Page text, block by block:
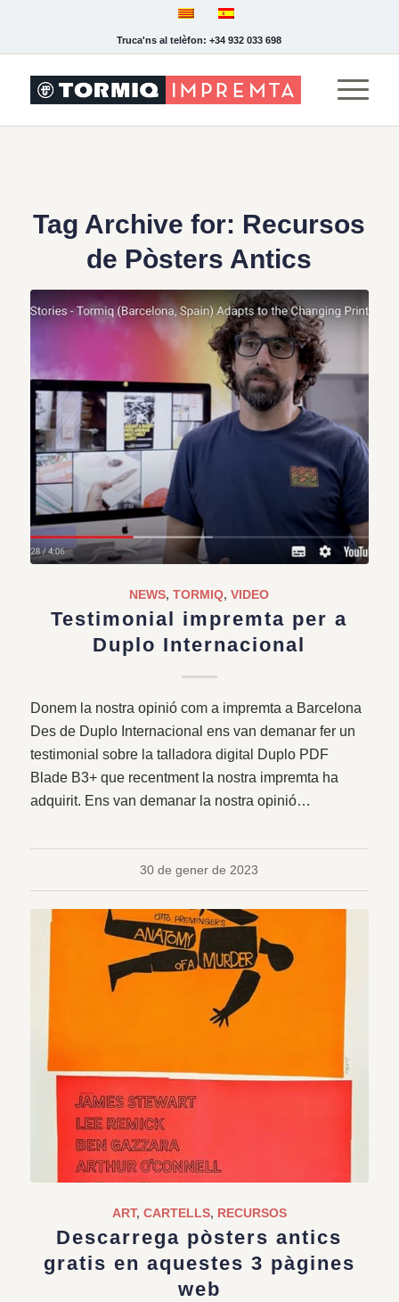
Truca'ns al telèfon: +34 932 033 698
Tag Archive for: Recursos
de Pòsters Antics
NEWS,TORMIQ,VIDEO
Testimonial impremta per a
Duplo Internacional
Donem la nostra opinió com a impremta a Barcelona
Des de Duplo Internacional ens van demanar fer un
testimonial sobre la talladora digital Duplo PDF
Blade B3+ que recentment la nostra impremta ha
adquirit. Ens van demanar la nostra opinió…
30 de gener de 2023
ART, CARTELLS, RECURSOS
Descarrega pòsters antics
gratis en aquestes 3 pàgines
web